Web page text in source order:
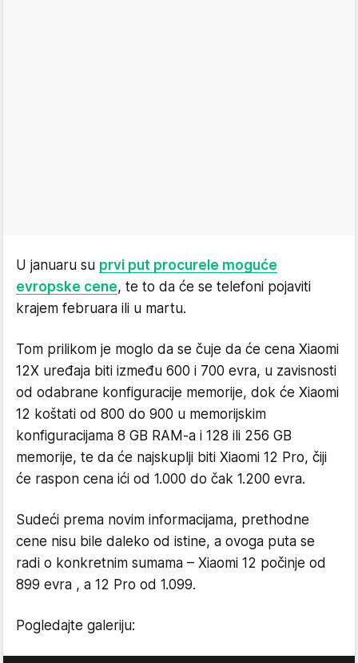
U januaru su prvi put procurele moguće
evropske cene, te to da će se telefoni pojaviti
krajem februara ili u martu.
Tom prilikom je moglo da se čuje da će cena Xiaomi
12X uređaja biti između 600 i 700 evra, u zavisnosti
od odabrane konfiguracije memorije, dok će Xiaomi
12 koštati od 800 do 900 u memorijskim
konfiguracijama 8 GB RAM-a i 128 ili 256 GB
memorije, te da će najskuplji biti Xiaomi 12 Pro, čiji
će raspon cena ići od 1.000 do čak 1.200 evra.
Sudeći prema novim informacijama, prethodne
cene nisu bile daleko od istine, a ovoga puta se
radi o konkretnim sumama – Xiaomi 12 počinje od
899 evra , a 12 Pro od 1.099.
Pogledajte galeriju: